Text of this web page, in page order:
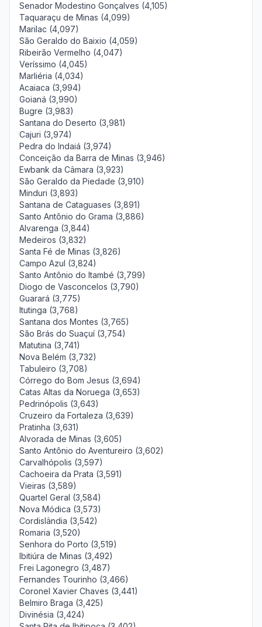
Senador Modestino Gonçalves (4,105)
Taquaraçu de Minas (4,099)
Marilac (4,097)
São Geraldo do Baixio (4,059)
Ribeirão Vermelho (4,047)
Veríssimo (4,045)
Marliéria (4,034)
Acaiaca (3,994)
Goianá (3,990)
Bugre (3,983)
Santana do Deserto (3,981)
Cajuri (3,974)
Pedra do Indaiá (3,974)
Conceição da Barra de Minas (3,946)
Ewbank da Câmara (3,923)
São Geraldo da Piedade (3,910)
Minduri (3,893)
Santana de Cataguases (3,891)
Santo Antônio do Grama (3,886)
Alvarenga (3,844)
Medeiros (3,832)
Santa Fé de Minas (3,826)
Campo Azul (3,824)
Santo Antônio do Itambé (3,799)
Diogo de Vasconcelos (3,790)
Guarará (3,775)
Itutinga (3,768)
Santana dos Montes (3,765)
São Brás do Suaçuí (3,754)
Matutina (3,741)
Nova Belém (3,732)
Tabuleiro (3,708)
Córrego do Bom Jesus (3,694)
Catas Altas da Noruega (3,653)
Pedrinópolis (3,643)
Cruzeiro da Fortaleza (3,639)
Pratinha (3,631)
Alvorada de Minas (3,605)
Santo Antônio do Aventureiro (3,602)
Carvalhópolis (3,597)
Cachoeira da Prata (3,591)
Vieiras (3,589)
Quartel Geral (3,584)
Nova Módica (3,573)
Cordislândia (3,542)
Romaria (3,520)
Senhora do Porto (3,519)
Ibitiúra de Minas (3,492)
Frei Lagonegro (3,487)
Fernandes Tourinho (3,466)
Coronel Xavier Chaves (3,441)
Belmiro Braga (3,425)
Divinésia (3,424)